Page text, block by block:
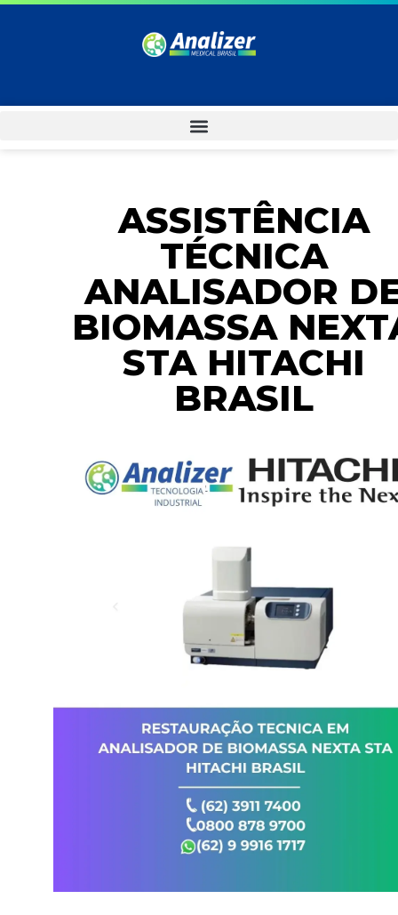
ASSISTÊNCIA
TÉCNICA
ANALISADOR
BIOMASSA
STA HITACHI
BRASIL